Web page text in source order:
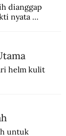
dianggap
nyata
helm kulit
untuk